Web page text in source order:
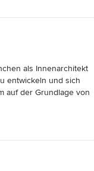
als Innenarchitekt
entwickeln und sich
auf der Grundlage von
Design von Herzen